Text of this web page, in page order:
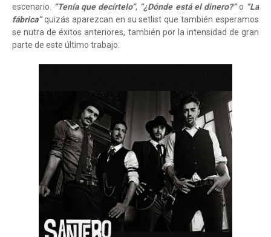
escenario. “Tenía que decírtelo”, “¿Dónde está el dinero?”o “La
fábrica”quizás aparezcan en su setlist que también esperamos
se nutra de éxitos anteriores, también por la intensidad de gran
parte de este último trabajo.